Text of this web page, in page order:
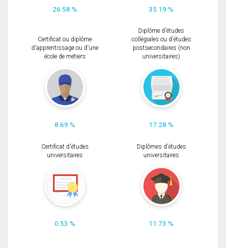
26.58 % 35.19 %
Certificat ou diplôme
d'apprentissage ou d'une
école de métiers
8.69 %
Diplôme d'études
collégiales ou d'études
postsecondaires (non
universitaires)
17.28 %
Certificat d'études
universitaires
0.53 %
Diplômes d'études
universitaires
11.73 %